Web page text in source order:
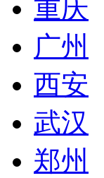
重庆
广州
西安
武汉
郑州